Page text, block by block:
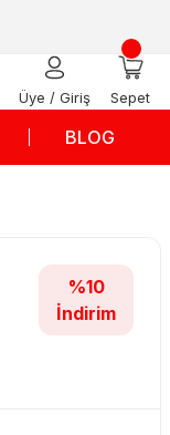
Üye / Giriş Sepet
BLOG
%10
İndirim